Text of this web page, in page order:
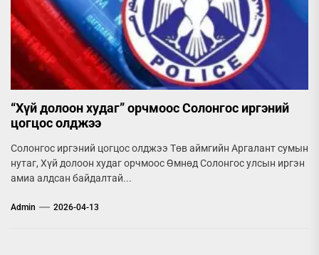
“Хүй долоон худаг” орчмоос Солонгос иргэний
цогцос олджээ
Солонгос иргэний цогцос олджээ Төв аймгийн Аргалант сумын
нутаг, Хүй долоон худаг орчмоос Өмнөд Солонгос улсын иргэн
амиа алдсан байдалтай...
Admin 2026-04-13